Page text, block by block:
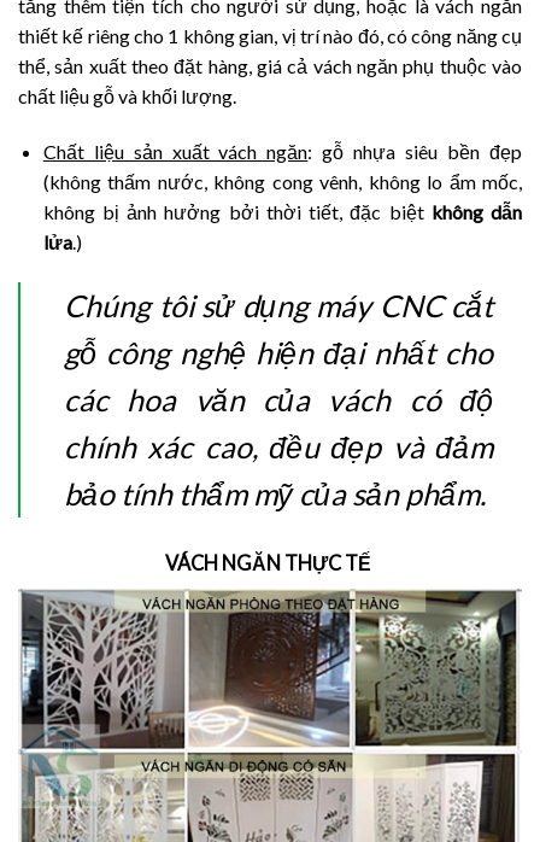
tăng thêm tiện tích cho người sử dụng, hoặc là vách ngăn
thiết kế riêng cho 1 không gian, vị trí nào đó, có công năng cụ
thể, sản xuất theo đặt hàng, giá cả vách ngăn phụ thuộc vào
chất liệu gỗ và khối lượng.
Chất liệu sản xuất vách ngăn: gỗ nhựa siêu bền đẹp
(không thấm nước, không cong vênh, không lo ẩm mốc,
không bị ảnh hưởng bởi thời tiết, đặc biệt không dẫn
lửa.)
Chúng tôi sử dụng máy CNC cắt
gỗ công nghệ hiện đại nhất cho
các hoa văn của vách có độ
chính xác cao, đều đẹp và đảm
bảo tính thẩm mỹ của sản phẩm.
VÁCH NGĂN THỰC TẾ